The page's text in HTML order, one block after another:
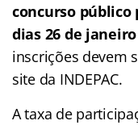
concurso público
dias 26 de
inscrições devem
site da INDEPAC.
A taxa de